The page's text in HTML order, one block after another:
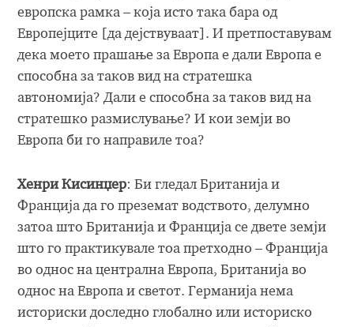
европска рамка – која исто така бара од
Европејците [да дејствуваат]. И претпоставувам
дека моето прашање за Европа е дали Европа е
способна за таков вид на стратешка
автономија? Дали е способна за таков вид на
стратешко размислување? И кои земји во
Европа би го направиле тоа?
Хенри Кисинџер: Би гледал Британија и
Франција да го преземат водството, делумно
затоа што Британија и Франција се двете земји
што го практикувале тоа претходно – Франција
во однос на централна Европа, Британија во
однос на Европа и светот. Германија нема
историски доследно глобално или историско